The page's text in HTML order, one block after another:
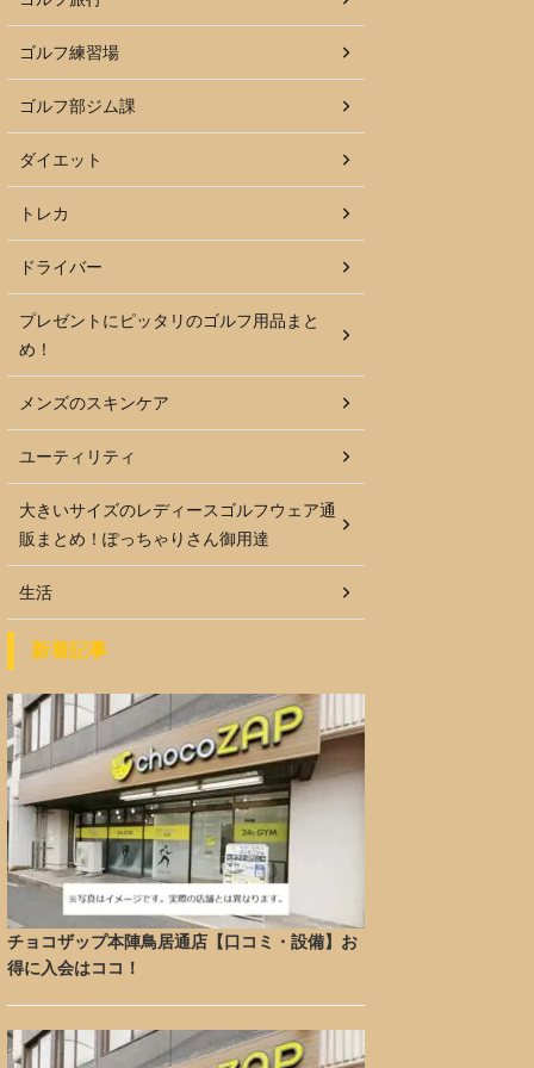
ゴルフ練習場
ゴルフ部ジム課
ダイエット
トレカ
ドライバー
プレゼントにピッタリのゴルフ用品まと
め！
メンズのスキンケア
ユーティリティ
大きいサイズのレディースゴルフウェア通
販まとめ！ぽっちゃりさん御用達
生活
新着記事
チョコザップ本陣鳥居通店【口コミ・設備】お
得に入会はココ！